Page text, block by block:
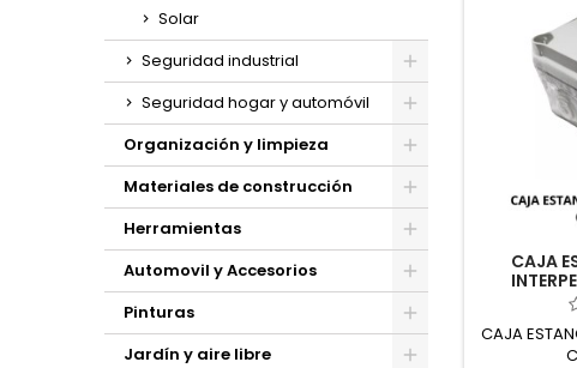
Solar
Seguridad industrial
Seguridad hogar y automóvil
Organización y limpieza
Materiales de construcción
Herramientas
Toggle
Automovil y Accesorios
Pinturas
Toggle
Jardín y aire libre
CAJA
CAJA